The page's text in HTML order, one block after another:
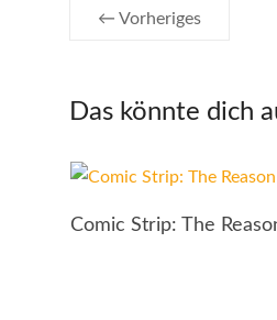
← Vorheriges
Das könnte dich
Comic Strip: The